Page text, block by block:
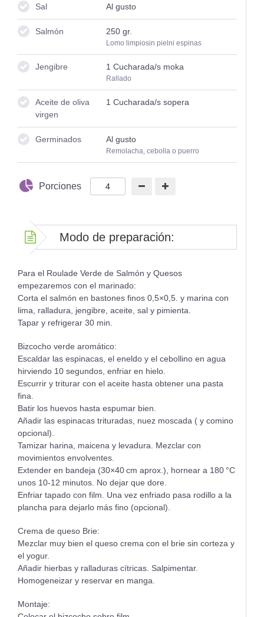
Sal Al gusto
Salmón 250gr.
Lomo limpiosin pielni espinas
Jengibre 1 Cucharada/s moka
Rallado
Aceite de oliva
virgen
1 Cucharada/s sopera
Germinados Al gusto
Remolacha, cebolla o puerro
Porciones
Modo de preparación:
Para el Roulade Verde de Salmón y Quesos
empezaremos con el marinado:
Corta el salmón en bastones finos 0,5×0,5. y marina con
lima, ralladura, jengibre, aceite, sal y pimienta.
Tapar y refrigerar 30 min.
Bizcocho verde aromático:
Escaldar las espinacas, el eneldo y el cebollino en agua
hirviendo 10 segundos, enfriar en hielo.
Escurrir y triturar con el aceite hasta obtener una pasta
fina.
Batir los huevos hasta espumar bien.
Añadir las espinacas trituradas, nuez moscada ( y comino
opcional).
Tamizar harina, maicena y levadura. Mezclar con
movimientos envolventes.
Extender en bandeja (30×40 cm aprox.), hornear a 180 °C
unos 10-12 minutos. No dejar que dore.
Enfriar tapado con film. Una vez enfriado pasa rodillo a la
plancha para dejarlo más fino (opcional).
Crema de queso Brie:
Mezclar muy bien el queso crema con el brie sin corteza y
el yogur.
Añadir hierbas y ralladuras cítricas. Salpimentar.
Homogeneizar y reservar en manga.
Montaje: